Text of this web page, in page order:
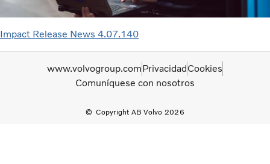
Impact Release News 4.07.140
Copyright AB Volvo 2026
www.volvogroup.comPrivacidadCookies
Comuníquese con nosotros